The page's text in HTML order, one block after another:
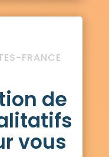
FRANCE
de
vous